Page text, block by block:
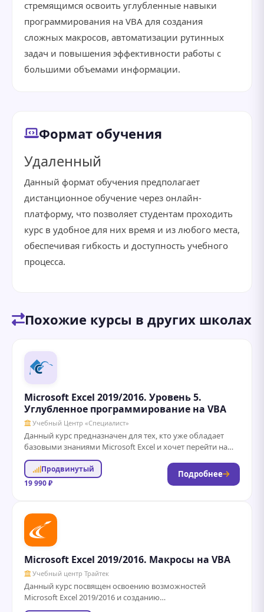
стремящимся освоить углубленные навыки
программирования на VBA для создания
сложных макросов, автоматизации рутинных
задач и повышения эффективности работы с
большими объемами информации.
Формат обучения
Удаленный
Данный формат обучения предполагает
дистанционное обучение через онлайн-
платформу, что позволяет студентам проходить
курс в удобное для них время и из любого места,
обеспечивая гибкость и доступность учебного
процесса.
Похожие курсы в других школах
Microsoft Excel 2019/2016. Уровень 5.
Углубленное программирование на VBA
Учебный Центр «Специалист»
Данный курс предназначен для тех, кто уже обладает
базовыми знаниями Microsoft Excel и хочет перейти на
новый уровень владения программными...
Продвинутый
19 990 ₽
Подробнее
Microsoft Excel 2019/2016. Макросы на VBA
Учебный центр Трайтек
Данный курс посвящен освоению возможностей
Microsoft Excel 2019/2016 и созданию
автоматизированных решений с помощью макросов на